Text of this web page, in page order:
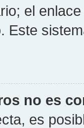
el
Este
no es
es